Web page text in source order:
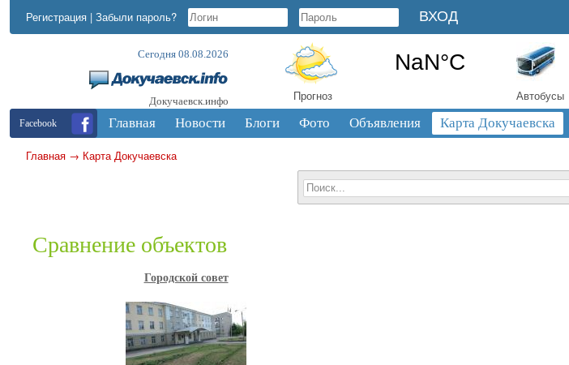
Регистрация | Забыли пароль?
Сегодня 08.08.2026
Докучаевск.инфо Прогноз Автобусы
Facebook Главная Новости Блоги Фото Объявления Карта Докучаевска
Главная → Карта Докучаевска
Сравнение объектов
Городской совет